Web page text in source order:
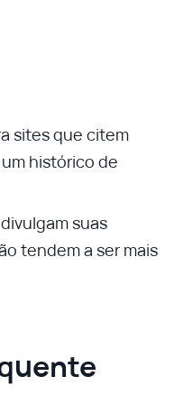
sites que citem
histórico de
suas
tendem a ser mais